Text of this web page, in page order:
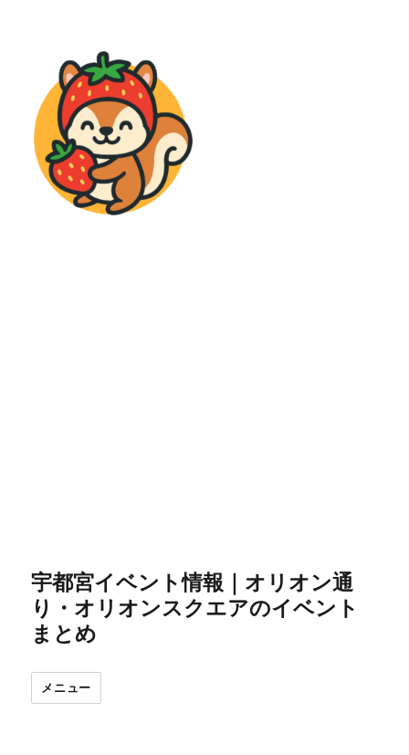
宇都宮イベント情報｜オリオン通
り・オリオンスクエアのイベント
まとめ
メニュー